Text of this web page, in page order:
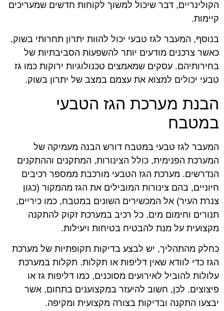
הקולינריים, דבר שיכול למשוך לקוחות חדשים שמעריכים
קיימות.
בנוסף, המעבר לגז טבעי יכול להוות יתרון תחרותי בשוק,
כאשר צרכנים מודעים יותר להשפעות הסביבתיות של
בחירותיהם. עסקים שמאמצים טכנולוגיות ירוקות כמו גז
טבעי יכולים למצוא את עצמם במצב של יתרון בשוק.
הבנת מערכת הגז הטבעי
במטבח
המעבר לגז טבעי במטבח דורש הבנה מעמיקה של
המערכת הפנימית, כולל הצינורות, המתקנים וההתקנים
הנדרשים. מערכת הגז הטבעי מורכבת ממספר רכיבים
חיוניים, בהם צינורות המובילים את הגז מהמקור (כגון
צנרת העיר) אל המכשירים השונים במטבח, כמו כיריים,
תנורים וחימום מים. כל רכיב במערכת זקוק להתקנה
מקצועית על מנת להבטיח בטיחות ויעילות.
כחלק מהתהליך, יש לבצע בדיקות תקופתיות של מערכת
הגז כדי לוודא שאין דליפות או תקלות. תקלות במערכת
עלולות להוביל לאירועים מסוכנים, כמו דליפות גז או
פיצוצים. לכן, חשוב להיעזר במקצוענים בתחום, אשר
יבצעו התקנה ובדיקות בצורה מקצועית ומקיפה.